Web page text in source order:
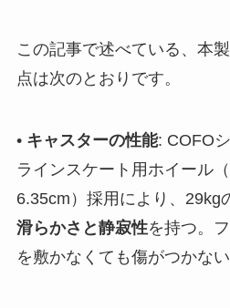
この記事で述べている、本
点は次のとおりです。
• キャスターの性能: COFO
ラインスケート用ホイール
6.35cm）採用により、29kg
滑らかさと静寂性を持つ。
を敷かなくても傷がつかな